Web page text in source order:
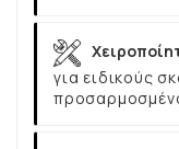
για ειδικούς